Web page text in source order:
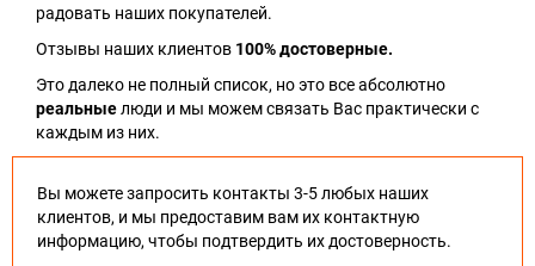
радовать наших покупателей.
Отзывы наших клиентов 100% достоверные.
Это далеко не полный список, но это все абсолютно
реальныелюди и мы можем связать Вас практически с
каждым из них.
Вы можете запросить контакты 3-5 любых наших
клиентов, и мы предоставим вам их контактную
информацию, чтобы подтвердить их достоверность.